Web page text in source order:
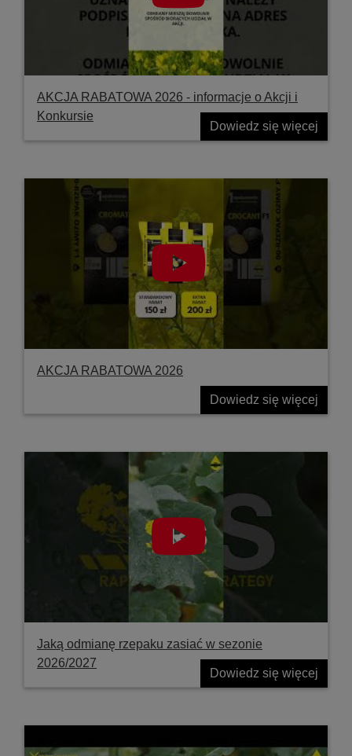
AKCJA RABATOWA 2026 - informacje o Akcji i
Konkursie
Dowiedz się więcej
AKCJA RABATOWA 2026
Dowiedz się więcej
Jaką odmianę rzepaku zasiać w sezonie
2026/2027
Dowiedz się więcej